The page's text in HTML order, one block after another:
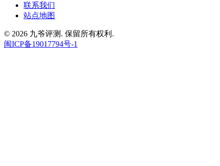
联系我们
站点地图
© 2026 九爷评测. 保留所有权利.
闽ICP备19017794号-1